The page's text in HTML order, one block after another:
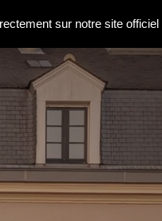
sur notre site officiel